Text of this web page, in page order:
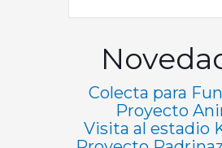
Colecta para
Proyecto
Visita al estadio